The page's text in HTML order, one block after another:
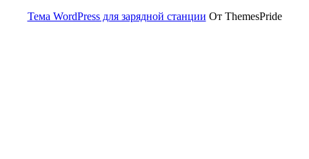
Тема WordPress для зарядной станции От ThemesPride